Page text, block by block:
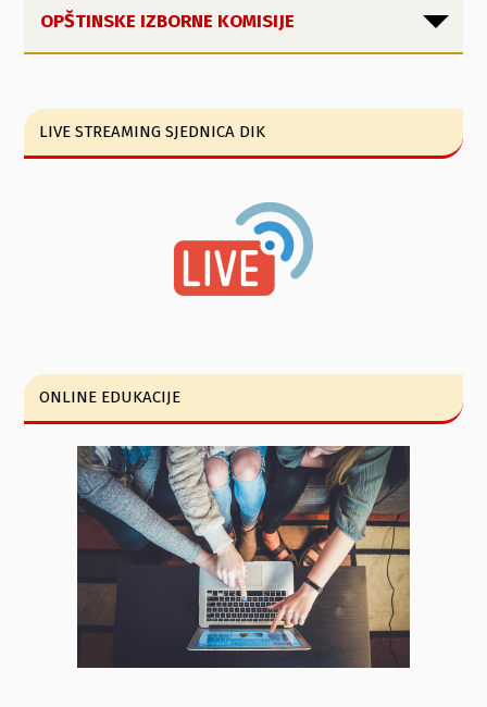
OPŠTINSKE IZBORNE KOMISIJE
LIVE STREAMING SJEDNICA DIK
ONLINE EDUKACIJE